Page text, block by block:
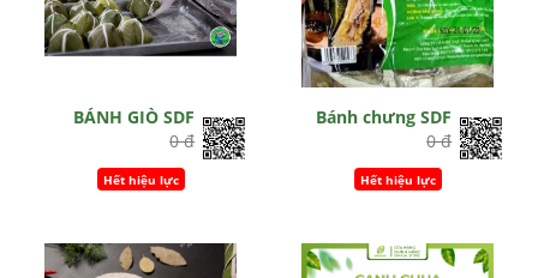
BÁNH GIÒ SDF
0 đ
Hết hiệu lực
Bánh chưng SDF
0 đ
Hết hiệu lực